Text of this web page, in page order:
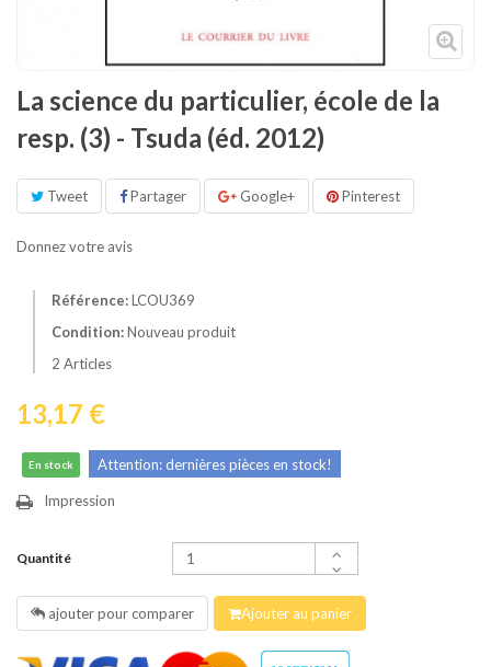
La science du particulier, école de la
resp. (3) - Tsuda (éd. 2012)
Tweet Partager Google+ Pinterest
Donnez votre avis
Référence:LCOU369
Condition:Nouveau produit
2 Articles
13,17 €
En stock Attention: dernières pièces en stock!
Impression
Quantité
ajouter pour comparer Ajouter au panier